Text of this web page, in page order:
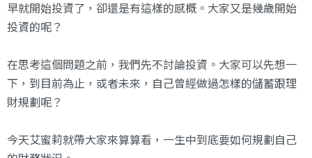
早就開始投資了，卻還是有這樣的感概。大家又是幾歲開始
投資的呢？
在思考這個問題之前，我們先不討論投資。大家可以先想一
下，到目前為止，或者未來，自己曾經做過怎樣的儲蓄跟理
財規劃呢？
今天艾蜜莉就帶大家來算算看，一生中到底要如何規劃自己